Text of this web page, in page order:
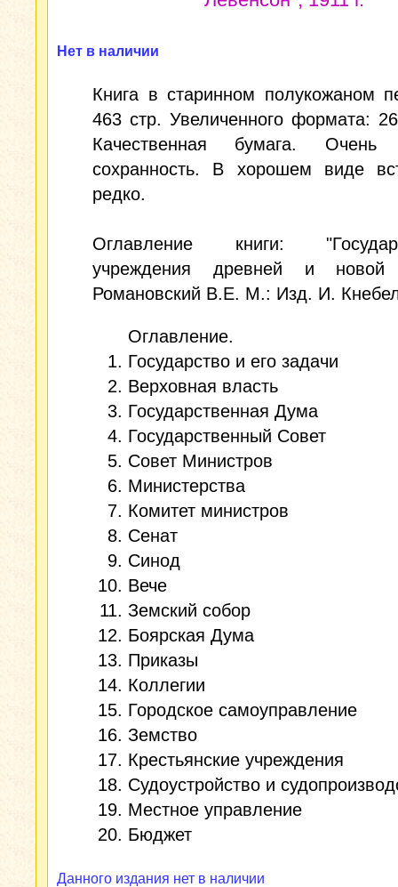
Нет в наличии
Книга в старинном полукожаном
463 стр. Увеличенного формата:
Качественная бумага. Очень
сохранность. В хорошем виде
редко.
Оглавление книги:
учреждения древней и новой
Романовский В.Е. М.: Изд. И.
Оглавление.
Государство и его задачи
Верховная власть
Государственная Дума
Государственный Совет
Совет Министров
Министерства
Комитет министров
Сенат
Синод
Вече
Земский собор
Боярская Дума
Приказы
Коллегии
Городское самоуправление
Земство
Крестьянские учреждения
Судоустройство и
Местное управление
Бюджет
Данного издания нет в наличии